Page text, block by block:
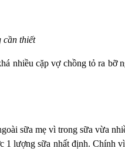
cần thiết
nhiều cặp vợ chồng tỏ ra
sữa mẹ vì trong sữa vừa
lượng sữa nhất định. Chính